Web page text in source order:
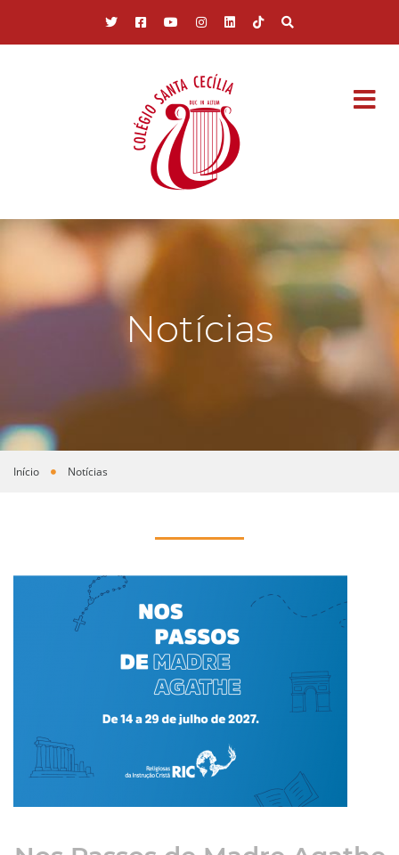
Notícias
Você está aqui
Início Notícias